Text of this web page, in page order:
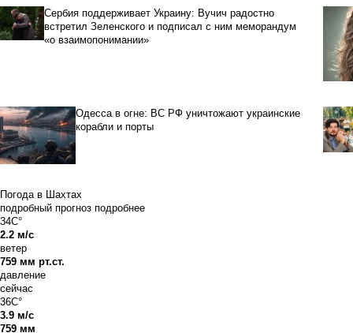
Сербия поддерживает Украину: Вучич радостно
встретил Зеленского и подписал с ним меморандум
«о взаимопонимании»
Одесса в огне: ВС РФ уничтожают украинские
корабли и порты
Погода в Шахтах
подробный прогноз подробнее
34C°
2.2 м/с
ветер
759 мм рт.ст.
давление
сейчас
36C°
3.9 м/с
759 мм